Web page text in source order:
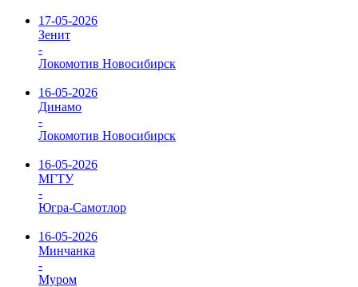
17-05-2026
Зенит
-
Локомотив Новосибирск
16-05-2026
Динамо
-
Локомотив Новосибирск
16-05-2026
МГТУ
-
Югра-Самотлор
16-05-2026
Минчанка
-
Муром